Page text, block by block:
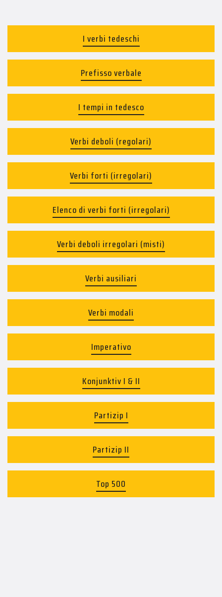
I verbi tedeschi
Prefisso verbale
I tempi in tedesco
Verbi deboli (regolari)
Verbi forti (irregolari)
Elenco di verbi forti (irregolari)
Verbi deboli irregolari (misti)
Verbi ausiliari
Verbi modali
Imperativo
Konjunktiv I & II
Partizip I
Partizip II
Top 500